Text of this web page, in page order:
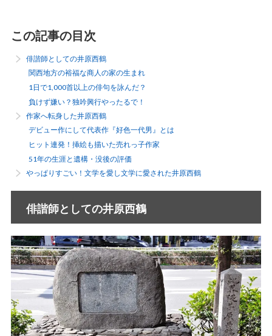
この記事の目次
俳諧師としての井原西鶴
関西地方の裕福な商人の家の生まれ
1日で1,000首以上の俳句を詠んだ？
負けず嫌い？独吟興行やったるで！
作家へ転身した井原西鶴
デビュー作にして代表作『好色一代男』とは
ヒット連発！挿絵も描いた売れっ子作家
51年の生涯と遺構・没後の評価
やっぱりすごい！文学を愛し文学に愛された井原西鶴
俳諧師としての井原西鶴